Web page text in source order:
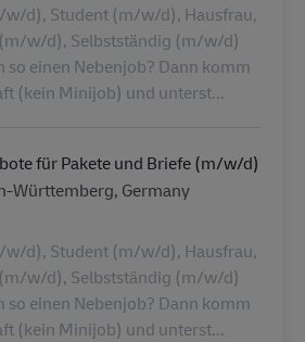
w/d), Student (m/w/d), Hausfrau,
w/d), Selbstständig (m/w/d)
so einen Nebenjob? Dann komm
(kein Minijob) und unterst...
für Pakete und Briefe (m/w/d)
Württemberg, Germany
w/d), Student (m/w/d), Hausfrau,
w/d), Selbstständig (m/w/d)
so einen Nebenjob? Dann komm
(kein Minijob) und unterst...